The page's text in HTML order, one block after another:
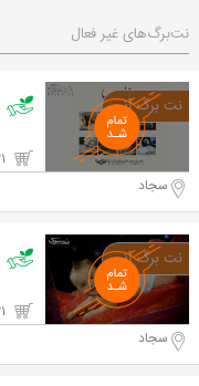
نت‌برگ‌های غیر فعال
سجاد
سجاد